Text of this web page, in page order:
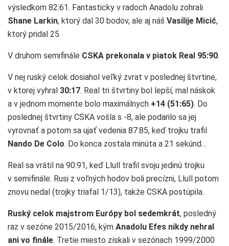
výsledkom 82:61. Fantasticky v radoch Anadolu zohrali
Shane Larkin, ktorý dal 30 bodov, ale aj náš Vasilije Micić,
ktorý pridal 25.
V druhom semifinále CSKA prekonala v piatok Real 95:90.
V nej ruský celok dosiahol veľký zvrat v poslednej štvrtine,
v ktorej vyhral 30:17. Real tri štvrtiny bol lepší, mal náskok
a v jednom momente bolo maximálnych +14 (51:65). Do
poslednej štvrtiny CSKA vošla s -8, ale podarilo sa jej
vyrovnať a potom sa ujať vedenia 87:85, keď trojku trafil
Nando De Colo. Do konca zostala minúta a 21 sekúnd…
Real sa vrátil na 90:91, keď Llull trafil svoju jedinú trojku
v semifinále. Rusi z voľných hodov boli precízni, Llull potom
znovu nedal (trojky triafal 1/13), takže CSKA postúpila.
Ruský celok majstrom Európy bol sedemkrát, posledný
raz v sezóne 2015/2016, kým Anadolu Efes nikdy nehral
ani vo finále. Tretie miesto získali v sezónach 1999/2000